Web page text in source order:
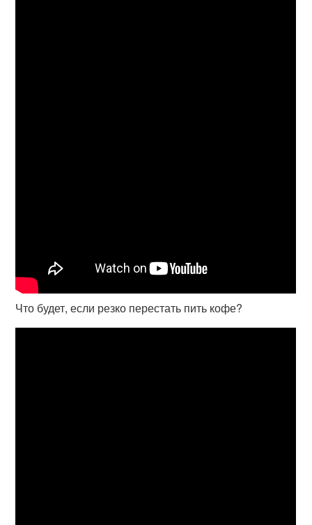
Что будет, если резко перестать пить кофе?